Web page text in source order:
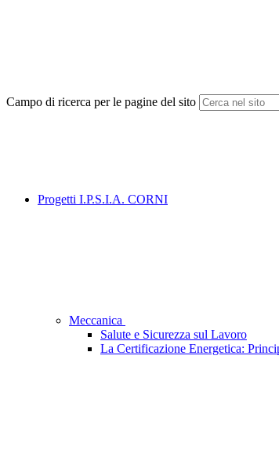
Campo di ricerca per le pagine del sito
Progetti I.P.S.I.A. CORNI
Meccanica
Salute e Sicurezza sul Lavoro
La Certificazione Energetica: